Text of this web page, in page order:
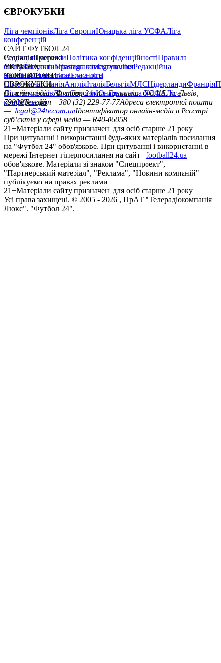
ЄВРОКУБКИ
Ліга чемпіонівЛіга ЄвропиЮнацька ліга УЄФАЛіга
конференцій
САЙТ ФУТБОЛ 24
РедакціяПрогнозиПолітика конфіденційностіПравила
сайтуКонтактиПравила коментуванняРедакційна
політикаСтруктура власності
Соціальні мережі
facebookxyoutubeinstagramtelegramviber
УКРАЇНА
УкраїнаПерша лігаДруга ліга
ЧЕМПІОНАТИ
НімеччинаІспаніяАнгліяІталіяБельгіяМЛСНідерландиФранція
ЄВРОКУБКИ
Ліга чемпіонівЛіга ЄвропиЮнацька ліга УЄФАЛіга
конференцій
Онлайн-медіа «Футбол 24»пл. Галицька, буд. 15, м. Львів,
79008Телефон +380 (32) 229-77-77Адреса електронної пошти
— legal@24tv.com.uaІдентифікатор онлайн-медіа в Реєстрі
суб’єктів у сфері медіа — R40-06058
21+Матеріали сайту призначені для осіб старше 21 року
При цитуванні і використанні будь-яких матеріалів посилання
на "Футбол 24" обов'язкове. При цитуванні і використанні в
мережі Інтернет гіперпосилання на сайт
football24.ua
обов'язкове. Матеріали зі знаком "Спецпроект",
"Партнерський матеріал", "Реклама", "Новини компаній"
публікуємо на правах реклами.
21+Матеріали сайту призначені для осіб старше 21 року
Усi права захищенi. © 2005 - 2026 , ПрАТ "Телерадіокомпанія
Люкс". "Футбол 24".